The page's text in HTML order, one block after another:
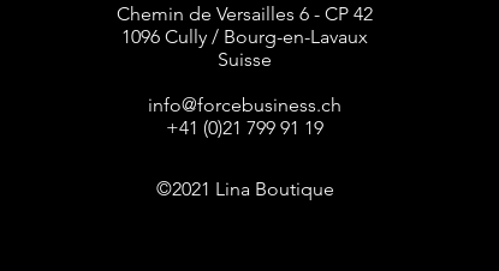
Chemin de Versailles 6 - CP 42
1096 Cully / Bourg-en-Lavaux
Suisse
info@forcebusiness.ch
+41 (0)21 799 91 19
©2021 Lina Boutique